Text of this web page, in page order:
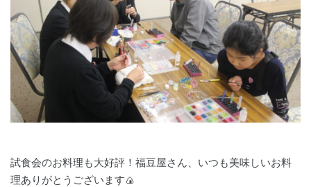
試食会のお料理も大好評！福豆屋さん、いつも美味しいお料
理ありがとうございます🍙